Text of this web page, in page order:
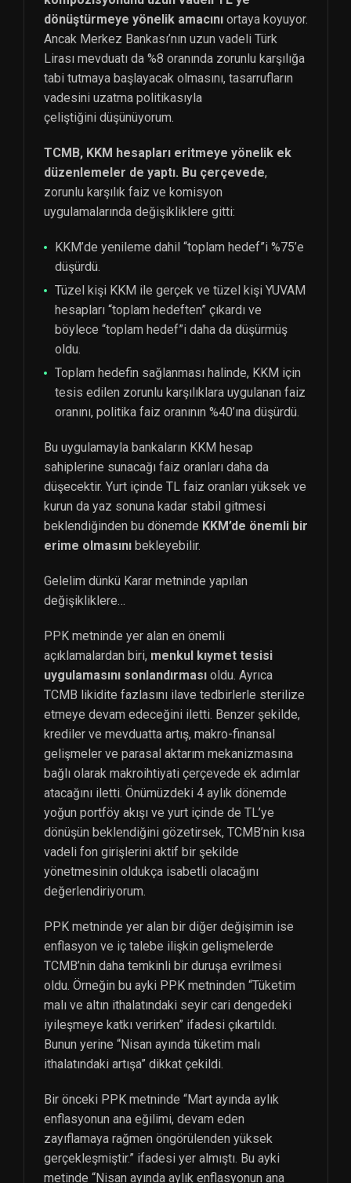
dönüştürmeye yönelik amacını ortaya koyuyor.
Ancak Merkez Bankası’nın uzun vadeli Türk
Lirası mevduatı da %8 oranında zorunlu karşılığa
tabi tutmaya başlayacak olmasını, tasarrufların
vadesini uzatma politikasıyla
çeliştiğini düşünüyorum.
TCMB, KKM hesapları eritmeye yönelik ek
düzenlemeler de yaptı. Bu çerçevede,
zorunlu karşılık faiz ve komisyon
uygulamalarında değişikliklere gitti:
KKM’de yenileme dahil “toplam hedef”i %75’e
düşürdü.
Tüzel kişi KKM ile gerçek ve tüzel kişi YUVAM
hesapları “toplam hedeften” çıkardı ve
böylece “toplam hedef”i daha da düşürmüş
oldu.
Toplam hedefin sağlanması halinde, KKM için
tesis edilen zorunlu karşılıklara uygulanan faiz
oranını, politika faiz oranının %40’ına düşürdü.
Bu uygulamayla bankaların KKM hesap
sahiplerine sunacağı faiz oranları daha da
düşecektir. Yurt içinde TL faiz oranları yüksek ve
kurun da yaz sonuna kadar stabil gitmesi
beklendiğinden bu dönemde KKM’de önemli bir
erime olmasını bekleyebilir.
Gelelim dünkü Karar metninde yapılan
değişikliklere…
PPK metninde yer alan en önemli
açıklamalardan biri, menkul kıymet tesisi
uygulamasını sonlandırması oldu. Ayrıca
TCMB likidite fazlasını ilave tedbirlerle sterilize
etmeye devam edeceğini iletti. Benzer şekilde,
krediler ve mevduatta artış, makro-finansal
gelişmeler ve parasal aktarım mekanizmasına
bağlı olarak makroihtiyati çerçevede ek adımlar
atacağını iletti. Önümüzdeki 4 aylık dönemde
yoğun portföy akışı ve yurt içinde de TL’ye
dönüşün beklendiğini gözetirsek, TCMB’nin kısa
vadeli fon girişlerini aktif bir şekilde
yönetmesinin oldukça isabetli olacağını
değerlendiriyorum.
PPK metninde yer alan bir diğer değişimin ise
enflasyon ve iç talebe ilişkin gelişmelerde
TCMB’nin daha temkinli bir duruşa evrilmesi
oldu. Örneğin bu ayki PPK metninden “Tüketim
malı ve altın ithalatındaki seyir cari dengedeki
iyileşmeye katkı verirken” ifadesi çıkartıldı.
Bunun yerine “Nisan ayında tüketim malı
ithalatındaki artışa” dikkat çekildi.
Bir önceki PPK metninde “Mart ayında aylık
enflasyonun ana eğilimi, devam eden
zayıflamaya rağmen öngörülenden yüksek
gerçekleşmiştir.” ifadesi yer almıştı. Bu ayki
metinde “Nisan ayında aylık enflasyonun ana